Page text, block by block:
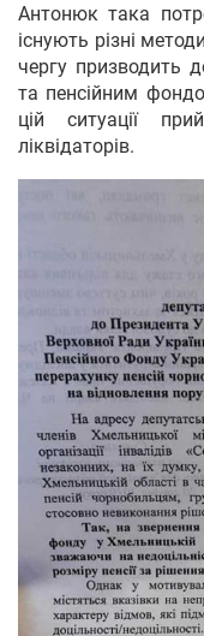
Антонюк така
існують різні
чергу призводить
та пенсійним
цій ситуації
ліквідаторів.